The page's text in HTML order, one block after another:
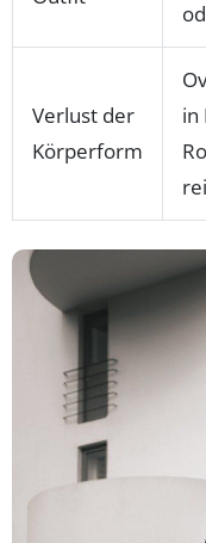
Verlust der
Körperform
in